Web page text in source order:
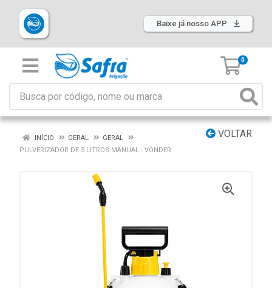
Baixe já nosso APP
0
VOLTAR
INÍCIO GERAL
GERAL
PULVERIZADOR DE 5 LITROS MANUAL - VONDER